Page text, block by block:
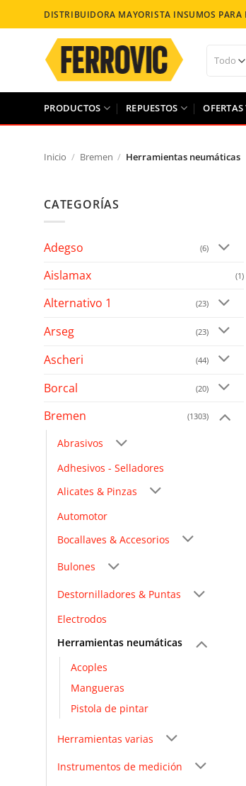
al
contenido
DISTRIBUIDORA MAYORISTA INSUMOS PARA
PRODUCTOS REPUESTOS
Inicio / Bremen / Herramientas neumáticas
CATEGORÍAS
Adegso (6)
Aislamax (1)
Alternativo 1 (23)
Arseg (23)
Ascheri (44)
Borcal (20)
Bremen (1303)
Abrasivos
Adhesivos - Selladores
Alicates & Pinzas
Automotor
Bocallaves & Accesorios
Bulones
Destornilladores & Puntas
Electrodos
Herramientas neumáticas
Acoples
Mangueras
Pistola de pintar
Herramientas varias
Instrumentos de medición